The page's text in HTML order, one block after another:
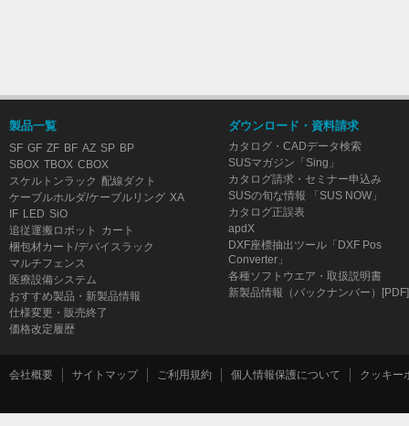
製品一覧
SF GF ZF BF AZ SP BP
SBOX TBOX CBOX
スケルトンラック 配線ダクト
ケーブルホルダ/ケーブルリング XA
IF LED SiO
追従運搬ロボット
カート
梱包材カート/デバイスラック
マルチフェンス
医療設備システム
おすすめ製品・新製品情報
仕様変更・販売終了
価格改定履歴
ダウンロード・資料請求
カタログ・CADデータ検索
SUSマガジン「Sing」
カタログ請求・セミナー申込み
SUSの旬な情報 「SUS NOW」
カタログ正誤表
apdX
DXF座標抽出ツール「DXF Pos
Converter」
各種ソフトウエア・取扱説明書
新製品情報（バックナンバー）[PDF]
会社概要 サイトマップ ご利用規約 個人情報保護について クッキー